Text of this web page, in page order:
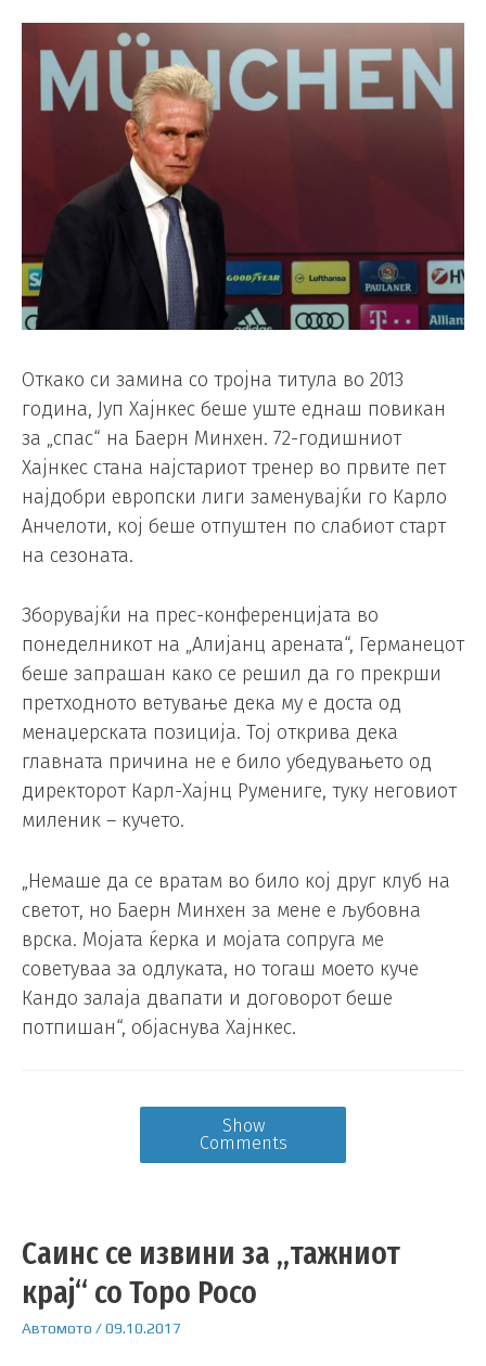
Откако си замина со тројна титула во 2013
година, Јуп Хајнкес беше уште еднаш повикан
за „спас“ на Баерн Минхен. 72-годишниот
Хајнкес стана најстариот тренер во првите пет
најдобри европски лиги заменувајќи го Карло
Анчелоти, кој беше отпуштен по слабиот старт
на сезоната.
Зборувајќи на прес-конференцијата во
понеделникот на „Алијанц арената“, Германецот
беше запрашан како се решил да го прекрши
претходното ветување дека му е доста од
менаџерската позиција. Тој открива дека
главната причина не е било убедувањето од
директорот Карл-Хајнц Румениге, туку неговиот
миленик – кучето.
„Немаше да се вратам во било кој друг клуб на
светот, но Баерн Минхен за мене е љубовна
врска. Мојата ќерка и мојата сопруга ме
советуваа за одлуката, но тогаш моето куче
Кандо залаја двапати и договорот беше
потпишан“, објаснува Хајнкес.
Show
Comments
Саинс се извини за „тажниот
крај“ со Торо Росо
Автомото /09.10.2017